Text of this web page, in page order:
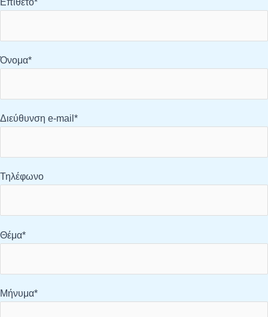
Επίθετο*
Όνομα*
Διεύθυνση e-mail*
Τηλέφωνο
Θέμα*
Μήνυμα*